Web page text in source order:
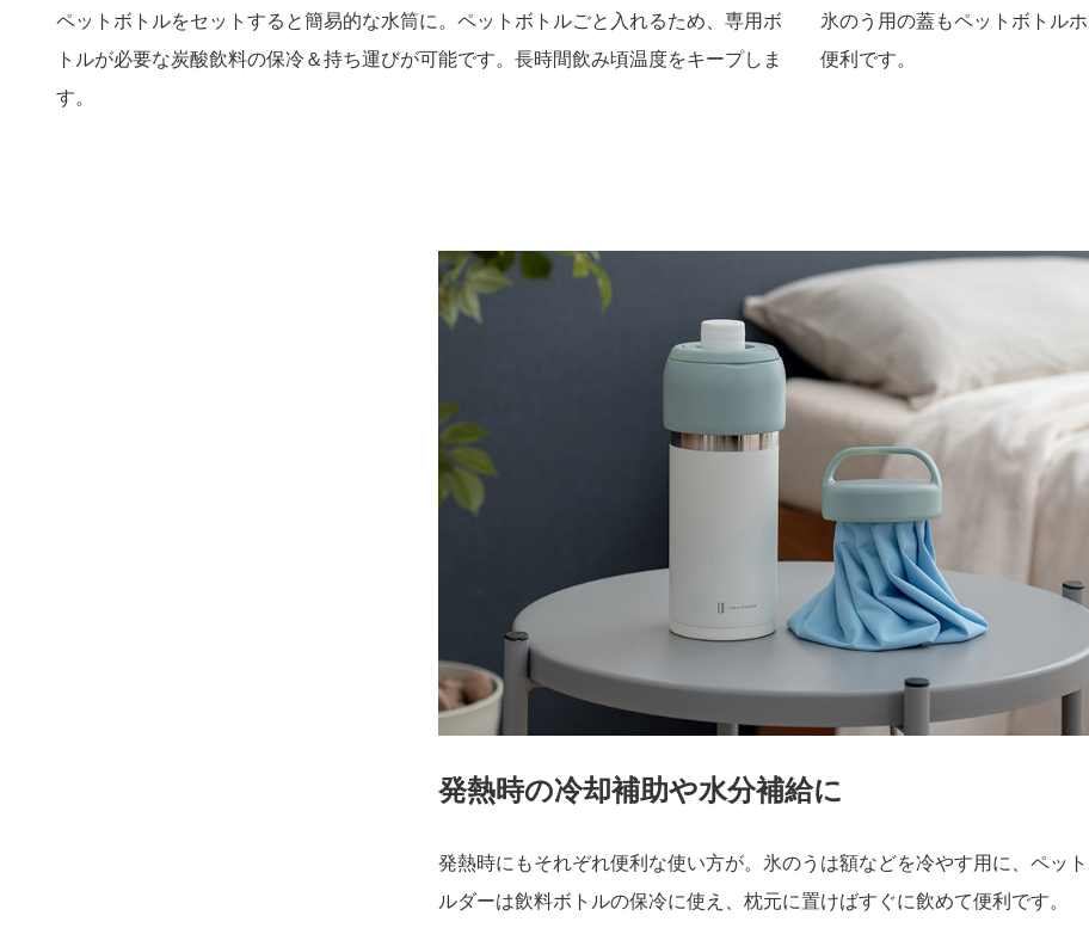
ペットボトルをセットすると簡易的な水筒に。ペットボトルごと入れるため、専用ボ
トルが必要な炭酸飲料の保冷＆持ち運びが可能です。長時間飲み頃温度をキープしま
す。
氷のう用の蓋もペットボトル
便利です。
発熱時の冷却補助や水分補給に
発熱時にもそれぞれ便利な使い方が。氷のうは額などを冷やす用に、ペッ
ルダーは飲料ボトルの保冷に使え、枕元に置けばすぐに飲めて便利です。